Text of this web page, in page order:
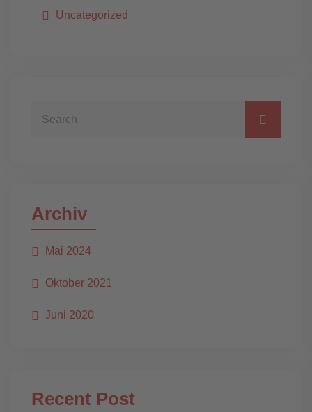
Uncategorized
Archiv
Mai 2024
Oktober 2021
Juni 2020
Recent Post